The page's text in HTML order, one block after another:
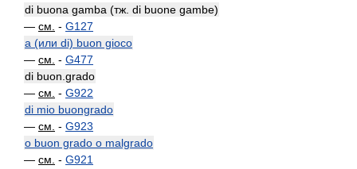
di buona gamba (тж. di buone gambe)
— см. - G127
a (или di) buon gioco
— см. - G477
di buon.grado
— см. - G922
di mio buongrado
— см. - G923
o buon grado o malgrado
— см. - G921